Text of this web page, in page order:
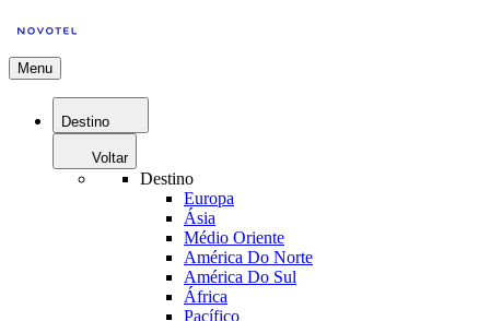
Menu
Destino
Voltar
Destino
Europa
Ásia
Médio Oriente
América Do Norte
América Do Sul
África
Pacífico